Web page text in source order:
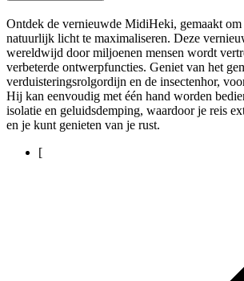
Ontdek de vernieuwde MidiHeki, gemaakt om
natuurlijk licht te maximaliseren. Deze
wereldwijd door miljoenen mensen wordt
verbeterde ontwerpfuncties. Geniet van het
verduisteringsrolgordijn en de insectenhor,
Hij kan eenvoudig met één hand worden
isolatie en geluidsdemping, waardoor je reis
en je kunt genieten van je rust.
[